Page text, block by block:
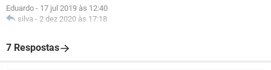
Eduardo - 17 jul 2019 às 12:40
silva - 2 dez 2020 às 17:18
7 Respostas